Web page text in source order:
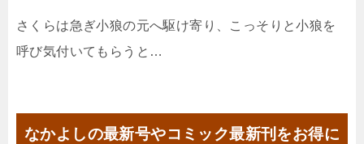
さくらは急ぎ小狼の元へ駆け寄り、こっそりと小狼を
呼び気付いてもらうと…
なかよしの最新号やコミック最新刊をお得に